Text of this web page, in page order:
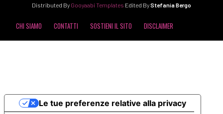
Distributed By Gooyaabi Templates Edited ByStefania Bergo
CHI SIAMO CONTATTI SOSTIENI IL SITO DISCLAIMER
Le tue preferenze relative alla privacy